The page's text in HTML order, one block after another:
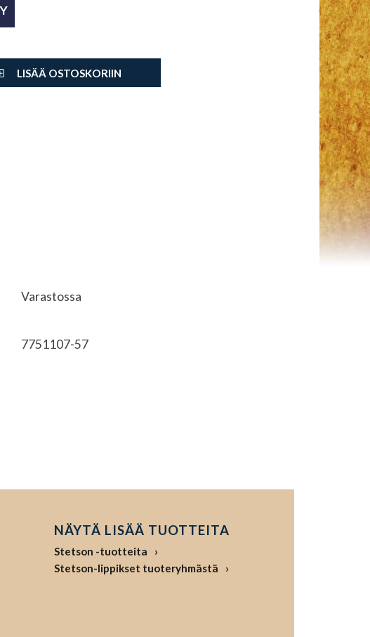
LISÄÄ OSTOSKORIIN
Varastossa
7751107-57
NÄYTÄ LISÄÄ TUOTTEITA
Stetson -tuotteita
Stetson-lippikset tuoteryhmästä